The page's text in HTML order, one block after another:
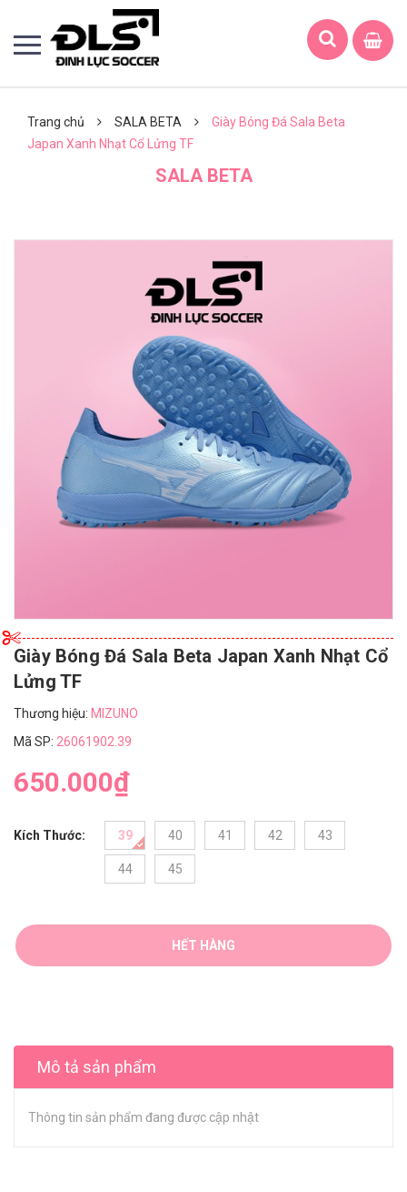
Trang chủ SALA BETA
Giày Bóng Đá Sala Beta
Japan Xanh Nhạt Cổ Lửng TF
SALA BETA
Giày Bóng Đá Sala Beta Japan Xanh Nhạt Cổ
Lửng TF
Thương hiệu: MIZUNO
Mã SP: 26061902.39
650.000₫
Kích Thước: 39 40 41 42 43
44 45
HẾT HÀNG
Mô tả sản phẩm
Thông tin sản phẩm đang được cập nhật